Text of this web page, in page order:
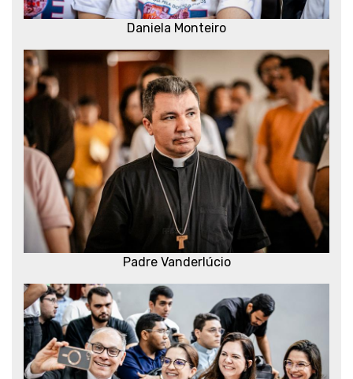
Daniela Monteiro
Padre Vanderlúcio